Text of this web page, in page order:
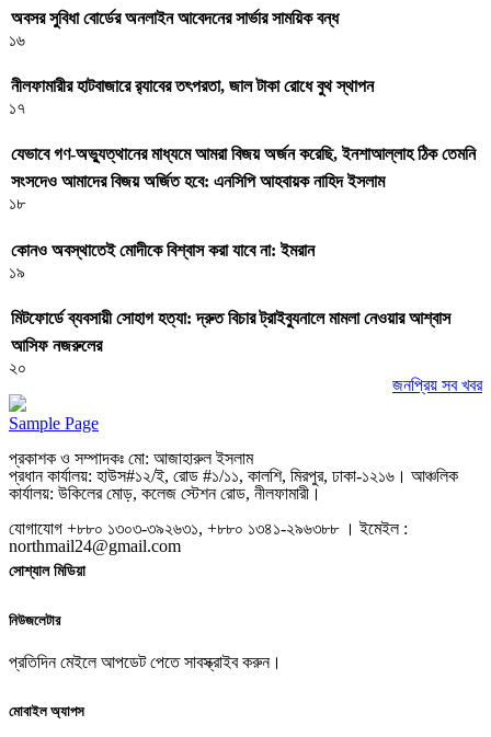
অবসর সুবিধা বোর্ডের অনলাইন আবেদনের সার্ভার সাময়িক বন্ধ
১৬
নীলফামারীর হাটবাজারে র‌্যাবের তৎপরতা, জাল টাকা রোধে বুথ স্থাপন
১৭
যেভাবে গণ-অভ্যুত্থানের মাধ্যমে আমরা বিজয় অর্জন করেছি, ইনশাআল্লাহ ঠিক তেমনি
সংসদেও আমাদের বিজয় অর্জিত হবে: এনসিপি আহবায়ক নাহিদ ইসলাম
১৮
কোনও অবস্থাতেই মোদীকে বিশ্বাস করা যাবে না: ইমরান
১৯
মিটফোর্ডে ব্যবসায়ী সোহাগ হত্যা: দ্রুত বিচার ট্রাইব্যুনালে মামলা নেওয়ার আশ্বাস
আসিফ নজরুলের
২০
জনপ্রিয় সব খবর
Sample Page
প্রকাশক ও সম্পাদকঃ মো: আজাহারুল ইসলাম
প্রধান কার্যালয়: হাউস#১২/ই, রোড #১/১১, কালশি, মিরপুর, ঢাকা-১২১৬। আঞ্চলিক
কার্যালয়: উকিলের মোড়, কলেজ স্টেশন রোড, নীলফামারী।
যোগাযোগ +৮৮০ ১৩০৩-৩৯২৬৩১, +৮৮০ ১৩৪১-২৯৬৩৮৮ । ইমেইল :
northmail24@gmail.com
সোশ্যাল মিডিয়া
নিউজলেটার
প্রতিদিন মেইলে আপডেট পেতে সাবস্ক্রাইব করুন।
মোবাইল অ্যাপস